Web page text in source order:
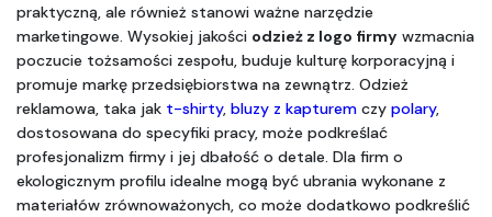
praktyczną, ale również stanowi ważne narzędzie
marketingowe. Wysokiej jakości odzież z logo firmy wzmacnia
poczucie tożsamości zespołu, buduje kulturę korporacyjną i
promuje markę przedsiębiorstwa na zewnątrz. Odzież
reklamowa, taka jak t-shirty, bluzy z kapturem czy polary,
dostosowana do specyfiki pracy, może podkreślać
profesjonalizm firmy i jej dbałość o detale. Dla firm o
ekologicznym profilu idealne mogą być ubrania wykonane z
materiałów zrównoważonych, co może dodatkowo podkreślić